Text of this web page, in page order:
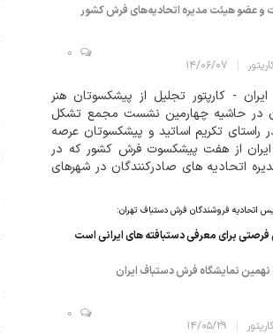
عضو هیئت مدیره اتحادیه‌های فرش کشور
۱۴/۰۶/۰۷
0
- کارپتور تجلیل از پیشکسوتان هنر
در حاشیه چهارمین نشست مجمع تشکل
تکریم اساتید و پیشکسوتان عرصه
از هفت پیشکسوت فرش کشور که در
اتحادیه های صادرکنندگان در شهرهای
و ص...
اتحاديه فروشندگان فرش دستباف تهران:
برای معرفی دستبافته های ايرانی است
نهمين نمايشگاه فرش دستباف ايران
۱۴/۰۵/۲۹
0